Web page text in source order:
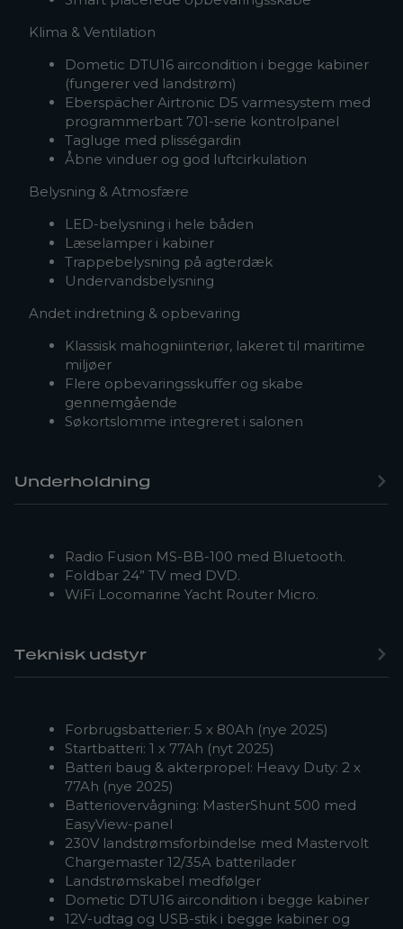
Klima & Ventilation
Dometic DTU16 aircondition i begge kabiner
(fungerer ved landstrøm)
Eberspächer Airtronic D5 varmesystem med
programmerbart 701-serie kontrolpanel
Tagluge med plisségardin
Åbne vinduer og god luftcirkulation
Belysning & Atmosfære
LED-belysning i hele båden
Læselamper i kabiner
Trappebelysning på agterdæk
Undervandsbelysning
Andet indretning & opbevaring
Klassisk mahogniinteriør, lakeret til maritime
miljøer
Flere opbevaringsskuffer og skabe
gennemgående
Søkortslomme integreret i salonen
Underholdning
Radio Fusion MS-BB-100 med Bluetooth.
Foldbar 24” TV med DVD.
WiFi Locomarine Yacht Router Micro.
Teknisk udstyr
Forbrugsbatterier: 5 x 80Ah (nye 2025)
Startbatteri: 1 x 77Ah (nyt 2025)
Batteri baug & akterpropel: Heavy Duty: 2 x
77Ah (nye 2025)
Batteriovervågning: MasterShunt 500 med
EasyView-panel
230V landstrømsforbindelse med Mastervolt
Chargemaster 12/35A batterilader
Landstrømskabel medfølger
Dometic DTU16 aircondition i begge kabiner
12V-udtag og USB-stik i begge kabiner og